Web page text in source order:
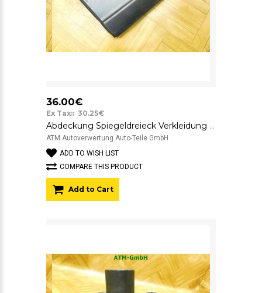
36.00€
Ex Tax:: 30.25€
Abdeckung Spiegeldreieck Verkleidung rechts Ford Transit Connect Beifahrerseite
ATM Autoverwertung Auto-Teile GmbH ..
ADD TO WISH LIST
COMPARE THIS PRODUCT
Add to Cart